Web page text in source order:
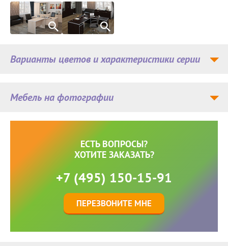
Мебель на фотографии
Варианты цветов и характеристики серии
ЕСТЬ ВОПРОСЫ?
ХОТИТЕ ЗАКАЗАТЬ?
+7 (495) 150-15-91
ПЕРЕЗВОНИТЕ МНЕ